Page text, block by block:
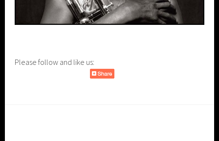
Please follow and like us: